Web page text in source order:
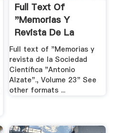
Full Text Of
"Memorias Y
Revista De La
Sociedad .
Full text of "Memorias y
revista de la Sociedad
Científica "Antonio
Alzate"., Volume 23" See
other formats ...